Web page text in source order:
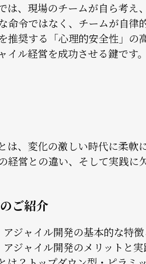
は、現場のチームが自ら考
命令ではなく、チームが自律
推奨する「心理的安全性」
イル経営を成功させる鍵です。
は、変化の激しい時代に柔
経営との違い、そして実践に
ご紹介
アジャイル開発の基本的な特徴
アジャイル開発のメリットと